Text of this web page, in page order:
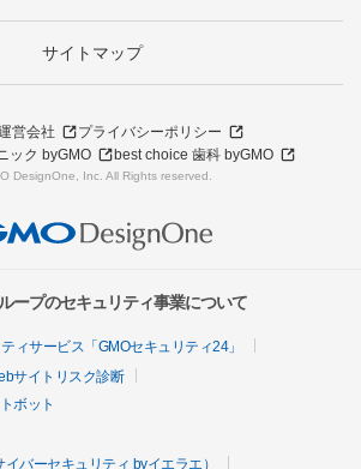
サイトマップ
営会社
プライバシーポリシー
ック byGMO
best choice 歯科 byGMO
DesignOne, Inc. All Rights reserved.
ープのセキュリティ事業について
ィサービス「GMOセキュリティ24」
サイトリスク診断
ボット
バーセキュリティ byイエラエ）